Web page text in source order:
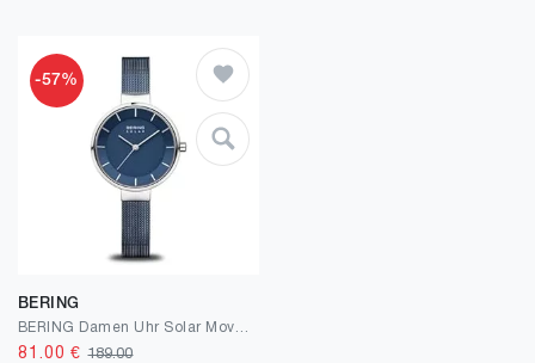
-57%
BERING
81.00 €189.00